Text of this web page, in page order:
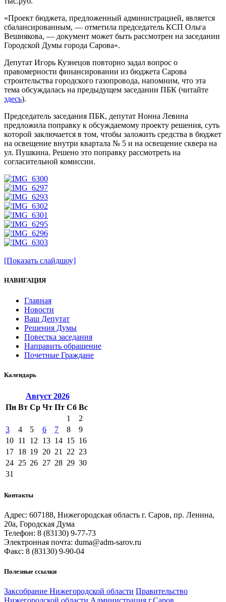
«Проект бюджета, предложенный администрацией, является
сбалансированным, — отметила председатель КСП Ольга
Вешнякова, — документ может быть рассмотрен на заседании
Городской Думы города Сарова».
Депутат Игорь Кузнецов повторно задал вопрос о
правомерности финансировании из бюджета Сарова
строительства городского газопровода, напомним, что эта
тема обсуждалась на предыдущем заседании ПБК (читайте
здесь).
Председатель заседания ПБК, депутат Нонна Левина
предложила поправку к обсуждаемому проекту решения, суть
которой заключается в том, чтобы заложить средства в бюджет
на освещение внутри квартала № 5 и на освещение сквера на
ул. Пушкина. Решено это поправку рассмотреть на
согласительной комиссии.
[Показать слайдшоу]
НАВИГАЦИЯ
Главная
Новости
Ваш Депутат
Решения Думы
Повестка заседания
Направить обращение
Почетные Граждане
Календарь
Август 2026
Пн Вт Ср Чт Пт Сб Вс
1
2
3
4 5 6 7 8
9
10 11 12 13 14 15 16
17 18 19 20 21 22 23
24 25 26 27 28 29 30
31
Контакты
Адрес: 607188, Нижегородская область г. Саров, пр. Ленина,
20а, Городская Дума
Телефон: 8 (83130) 9-77-73
Электронная почта: duma@adm-sarov.ru
Факс: 8 (83130) 9-90-04
Полезные ссылки
Закcобрание Нижегородской области Правительство
Нижегородской области Администрация г.Саров